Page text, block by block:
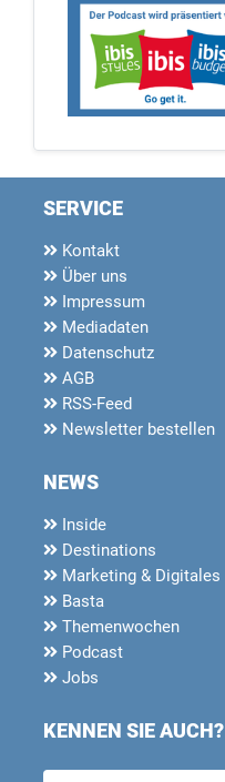
SERVICE
Kontakt
Über uns
Impressum
Mediadaten
Datenschutz
AGB
RSS-Feed
Newsletter bestellen
NEWS
Inside
Destinations
Marketing & Digitales
Basta
Themenwochen
Podcast
Jobs
KENNEN SIE AUCH?